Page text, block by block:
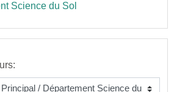
Science du Sol